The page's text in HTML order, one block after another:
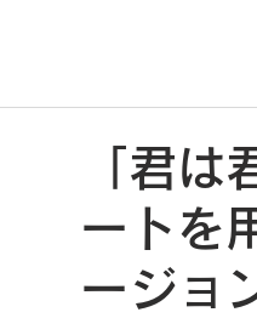
「君
ートを
ージョ